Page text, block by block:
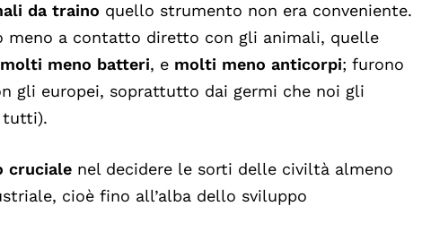
da traino quello strumento non era conveniente.
meno a contatto diretto con gli animali, quelle
molti meno batteri, e molti meno anticorpi; furono
gli europei, soprattutto dai germi che noi gli
tutti).
cruciale nel decidere le sorti delle civiltà almeno
cioè fino all’alba dello sviluppo